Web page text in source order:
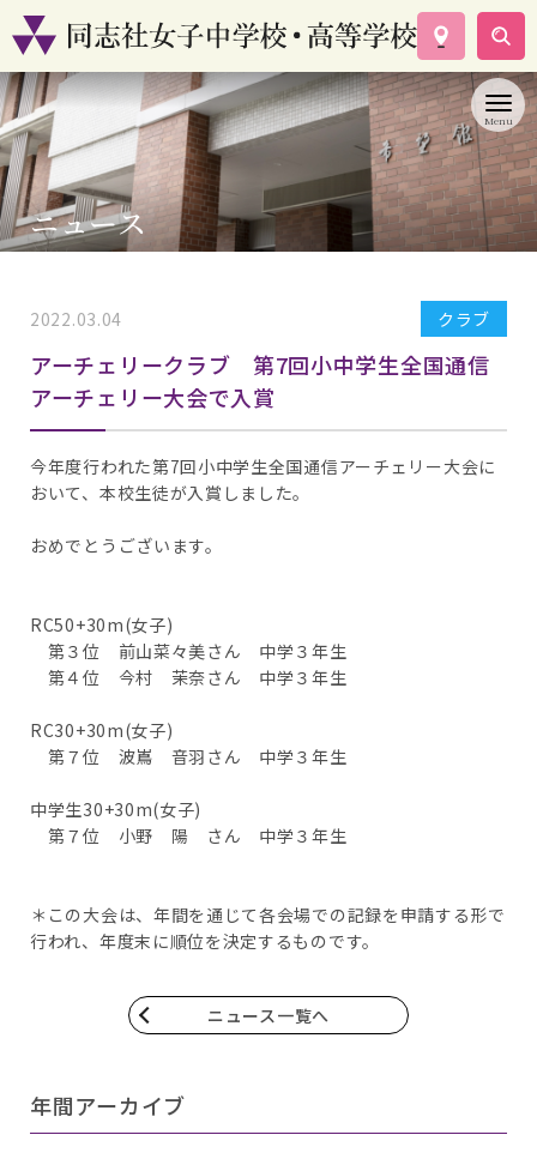
学校案内
コース紹介
学校生活
入試情報
資料請求
ニュース
2022.03.04 クラブ
アーチェリークラブ 第7回小中学生全国通信
アーチェリー大会で入賞
今年度行われた第7回小中学生全国通信アーチェリー大会に
おいて、本校生徒が入賞しました。
おめでとうございます。
RC50+30m(女子)
第３位 前山菜々美さん 中学３年生
第４位 今村 茉奈さん 中学３年生
RC30+30m(女子)
第７位 波嶌 音羽さん 中学３年生
中学生30+30m(女子)
第７位 小野 陽 さん 中学３年生
＊この大会は、年間を通じて各会場での記録を申請する形で
行われ、年度末に順位を決定するものです。
ニュース一覧へ
年間アーカイブ